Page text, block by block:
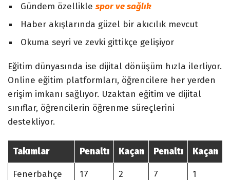
Gündem özellikle spor ve sağlık
Haber akışlarında güzel bir akıcılık mevcut
Okuma seyri ve zevki gittikçe gelişiyor
Eğitim dünyasında ise dijital dönüşüm hızla ilerliyor.
Online eğitim platformları, öğrencilere her yerden
erişim imkanı sağlıyor. Uzaktan eğitim ve dijital
sınıflar, öğrencilerin öğrenme süreçlerini
destekliyor.
Takımlar Penaltı Kaçan Penaltı Kaçan
Fenerbahçe 17 2 7 1